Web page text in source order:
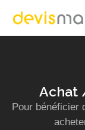
Achat
Pour bénéficier